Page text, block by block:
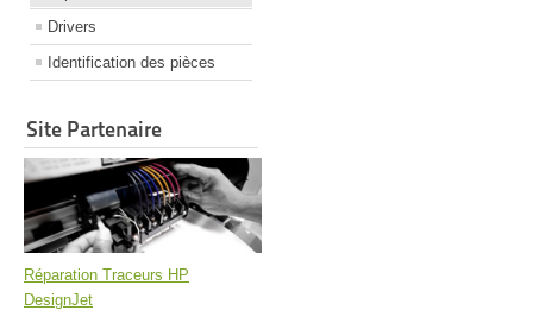
Drivers
Identification des pièces
Site Partenaire
Réparation Traceurs HP
DesignJet